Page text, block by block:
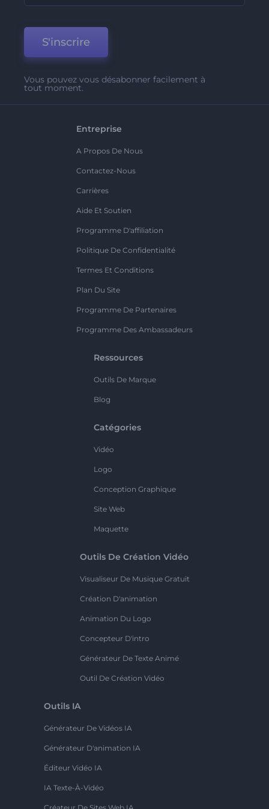
S'inscrire
Vous pouvez vous désabonner facilement à
tout moment.
Entreprise
A Propos De Nous
Contactez-Nous
Carrières
Aide Et Soutien
Programme D'affiliation
Politique De Confidentialité
Termes Et Conditions
Plan Du Site
Programme De Partenaires
Programme Des Ambassadeurs
Ressources
Outils De Marque
Blog
Catégories
Vidéo
Logo
Conception Graphique
Site Web
Maquette
Outils De Création Vidéo
Visualiseur De Musique Gratuit
Création D'animation
Animation Du Logo
Concepteur D'intro
Générateur De Texte Animé
Outil De Création Vidéo
Outils IA
Générateur De Vidéos IA
Générateur D'animation IA
Éditeur Vidéo IA
IA Texte-À-Vidéo
Créateur De Sites Web IA